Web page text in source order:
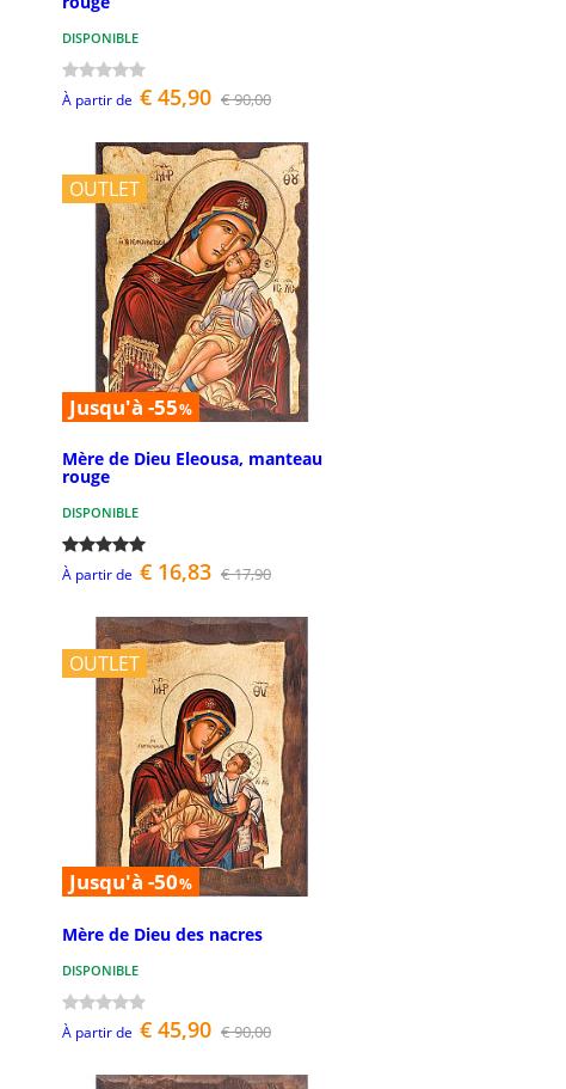
DISPONIBLE
À partir de € 45,90 € 90,00
OUTLET
Jusqu'à -55%
Mère de Dieu Eleousa, manteau
rouge
DISPONIBLE
À partir de € 16,83 € 17,90
OUTLET
Jusqu'à -50%
Mère de Dieu des nacres
DISPONIBLE
À partir de € 45,90 € 90,00